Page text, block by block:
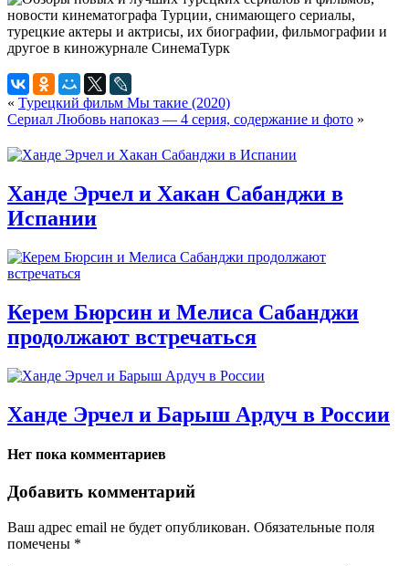
« Турецкий фильм Мы такие (2020)
Сериал Любовь напоказ — 4 серия, содержание и фото »
Ханде Эрчел и Хакан Сабанджи в
Испании
Керем Бюрсин и Мелиса Сабанджи
продолжают встречаться
Ханде Эрчел и Барыш Ардуч в России
Нет пока комментариев
Добавить комментарий
Ваш адрес email не будет опубликован. Обязательные поля
помечены *